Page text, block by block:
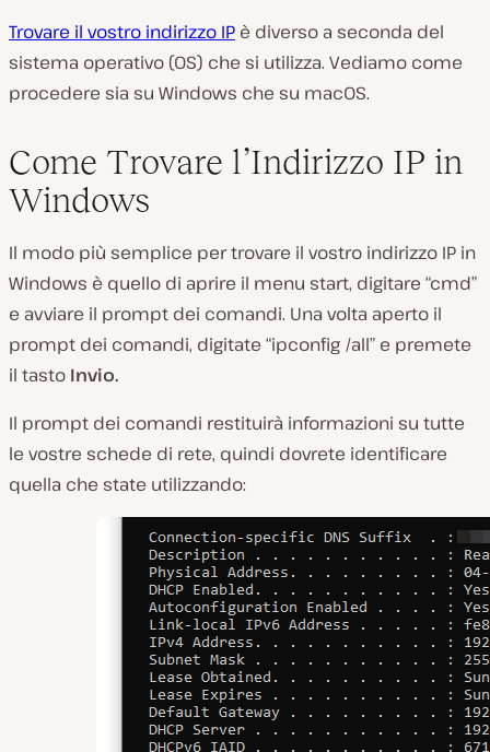
Trovare il vostro indirizzo IP è diverso a seconda del
sistema operativo (OS) che si utilizza. Vediamo come
procedere sia su Windows che su macOS.
Come Trovare l’Indirizzo IP in
Windows
Il modo più semplice per trovare il vostro indirizzo IP in
Windows è quello di aprire il menu start, digitare “cmd”
e avviare il prompt dei comandi. Una volta aperto il
prompt dei comandi, digitate “ipconfig /all” e premete
il tasto Invio.
Il prompt dei comandi restituirà informazioni su tutte
le vostre schede di rete, quindi dovrete identificare
quella che state utilizzando: